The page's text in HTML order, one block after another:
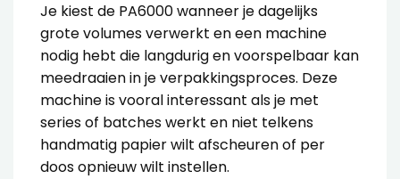
Je kiest de PA6000 wanneer je dagelijks
grote volumes verwerkt en een machine
nodig hebt die langdurig en voorspelbaar kan
meedraaien in je verpakkingsproces. Deze
machine is vooral interessant als je met
series of batches werkt en niet telkens
handmatig papier wilt afscheuren of per
doos opnieuw wilt instellen.